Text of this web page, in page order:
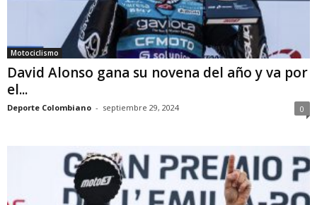
Motociclismo
David Alonso gana su novena del año y va por
el...
Deporte Colombiano - septiembre 29, 2024 0